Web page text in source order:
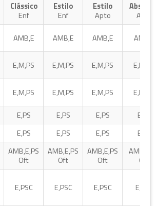
Clássico
Enf
Estilo
Enf
Estilo
Apto
Apto
AMB,E AMB,E AMB,E
AMB,E
E,M,PS E,M,PS E,M,PS
E,M,PS
E,M,PS E,M,PS E,M,PS
E,M,PS
E,PS E,PS E,PS
E,PS
E,PS E,PS E,PS
E,PS
AMB,E,PS
Oft
AMB,E,PS
Oft
AMB,E,PS
Oft
Oft
E,PSC E,PSC E,PSC E,PSC